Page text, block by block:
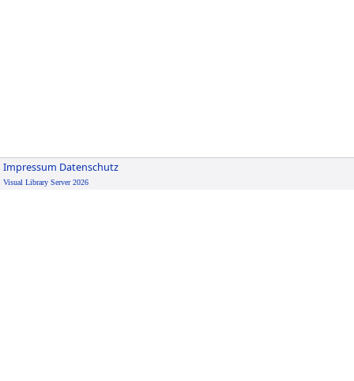
Impressum Datenschutz
Visual Library Server 2026